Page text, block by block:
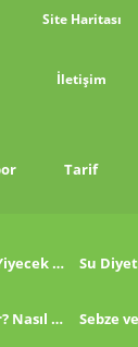
Site Haritası
İletişim
Tarif
Çok Fazla Tuzlu Yiyecek Tükettikten Sonra Ne Yapmalı?
Pirinç Unu Nedir? Nasıl Tüketilir?